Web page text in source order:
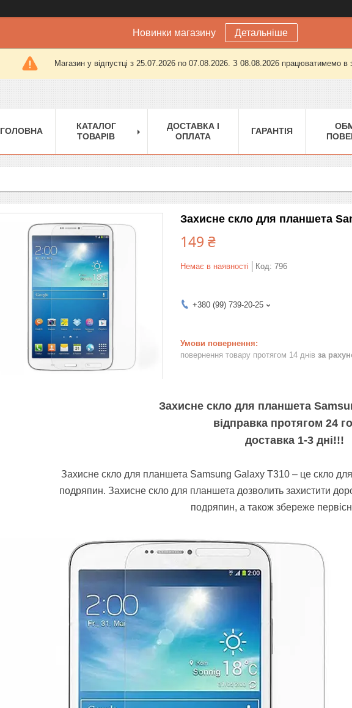
Новинки магазину Детальніше
Магазин у відпустці з 25.07.2026 по 07.08.2026. З 08.08.2026 працюватимемо в
ГОЛОВНА
КАТАЛОГ
ТОВАРІВ
ДОСТАВКА І
ОПЛАТА
ГАРАНТІЯ
Захисне скло для планшета
149 ₴
Немає в наявності Код: 796
+380 (99) 739-20-25
повернення товару протягом 14 днів за
Захисне скло для планшета
відправка протягом 24
доставка 1-3 дні!!!
Захисне скло для планшета Samsung Galaxy T310 – це скло для
подряпин. Захисне скло для планшета дозволить захистити
подряпин, а також збереже